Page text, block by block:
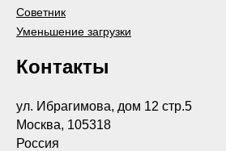
Советник
Уменьшение загрузки
Контакты
ул. Ибрагимова, дом 12 стр.5
Москва, 105318
Россия